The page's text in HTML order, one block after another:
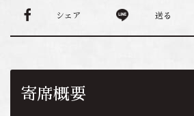
シェア 送る
寄席概要